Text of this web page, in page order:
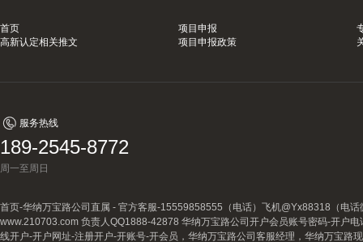
首页 项目申报
高新认定相关推文
项目申报政策
服务热线
189-2545-8772
周一至周日
首页-华纳万宝路公司直属 - 官方客服-15559858555（电话）飞机@Yx88318（电
www.210703.com 负责人QQ1888-42878 华纳万宝路公司开户会员账号密码-开户
线开户-开户网址-注册开户-开账号-开会员，华纳万宝路公司客服经理，华纳万宝路